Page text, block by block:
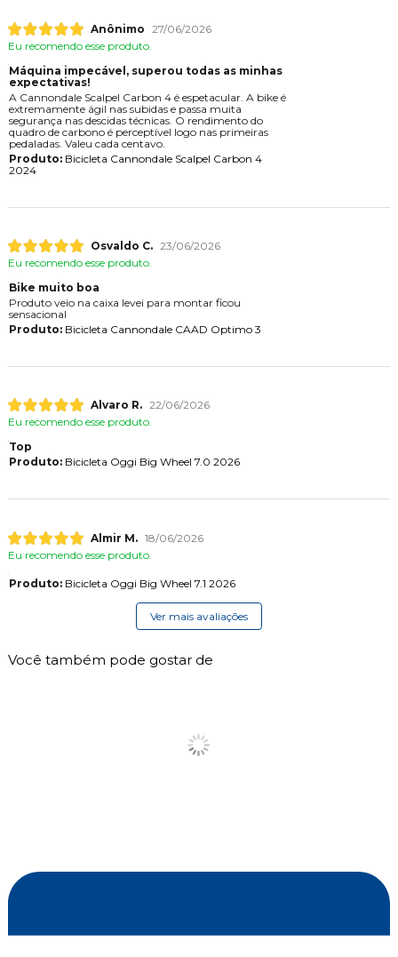
Anônimo 27/06/2026
Eu recomendo esse produto.
Máquina impecável, superou todas as minhas
expectativas!
A Cannondale Scalpel Carbon 4 é espetacular. A bike é
extremamente ágil nas subidas e passa muita
segurança nas descidas técnicas. O rendimento do
quadro de carbono é perceptível logo nas primeiras
pedaladas. Valeu cada centavo.
Produto:Bicicleta Cannondale Scalpel Carbon 4
2024
Osvaldo C. 23/06/2026
Eu recomendo esse produto.
Bike muito boa
Produto veio na caixa levei para montar ficou
sensacional
Produto:Bicicleta Cannondale CAAD Optimo 3
Alvaro R. 22/06/2026
Eu recomendo esse produto.
Top
Produto:Bicicleta Oggi Big Wheel 7.0 2026
Almir M. 18/06/2026
Eu recomendo esse produto.
Produto:Bicicleta Oggi Big Wheel 7.1 2026
Ver mais avaliações
Você também pode gostar de